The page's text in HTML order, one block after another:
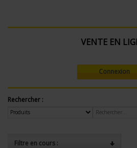
VENTE EN
Connexion
Rechercher :
Filtre en cours :